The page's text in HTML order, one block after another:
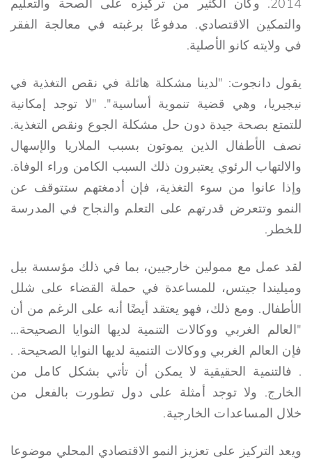
والتمكين الاقتصادي. مدفوعًا برغبته في معالجة الفقر
في ولايته كانو الأصلية.
يقول دانجوت: "لدينا مشكلة هائلة في نقص التغذية في
نيجيريا، وهي قضية تنموية أساسية". "لا توجد إمكانية
للتمتع بصحة جيدة دون حل مشكلة الجوع ونقص التغذية.
نصف الأطفال الذين يموتون بسبب الملاريا والإسهال
والالتهاب الرئوي يعتبرون ذلك السبب الكامن وراء الوفاة.
وإذا عانوا من سوء التغذية، فإن أدمغتهم ستتوقف عن
النمو وتتعرض قدرتهم على التعلم والنجاح في المدرسة
للخطر.
لقد عمل مع ممولين خارجيين، بما في ذلك مؤسسة بيل
وميليندا جيتس، للمساعدة في حملة القضاء على شلل
الأطفال. ومع ذلك، فهو يعتقد أيضًا أنه على الرغم من أن
"العالم الغربي ووكالات التنمية لديها النوايا الصحيحة...
فإن العالم الغربي ووكالات التنمية لديها النوايا الصحيحة. .
. فالتنمية الحقيقية لا يمكن أن تأتي بشكل كامل من
الخارج. ولا توجد أمثلة على دول تطورت بالفعل من
خلال المساعدات الخارجية.
ويعد التركيز على تعزيز النمو الاقتصادي المحلي موضوعا